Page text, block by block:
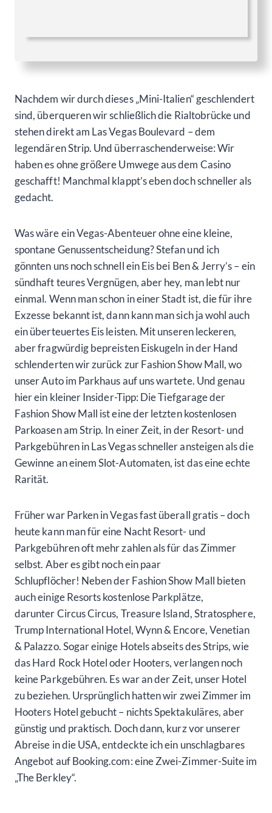
Nachdem wir durch dieses „Mini-Italien“ geschlendert
sind, überqueren wir schließlich die Rialtobrücke und
stehen direkt am Las Vegas Boulevard – dem
legendären Strip. Und überraschenderweise: Wir
haben es ohne größere Umwege aus dem Casino
geschafft! Manchmal klappt’s eben doch schneller als
gedacht.
Was wäre ein Vegas-Abenteuer ohne eine kleine,
spontane Genussentscheidung? Stefan und ich
gönnten uns noch schnell ein Eis bei Ben & Jerry’s – ein
sündhaft teures Vergnügen, aber hey, man lebt nur
einmal. Wenn man schon in einer Stadt ist, die für ihre
Exzesse bekannt ist, dann kann man sich ja wohl auch
ein überteuertes Eis leisten. Mit unseren leckeren,
aber fragwürdig bepreisten Eiskugeln in der Hand
schlenderten wir zurück zur Fashion Show Mall, wo
unser Auto im Parkhaus auf uns wartete. Und genau
hier ein kleiner Insider-Tipp: Die Tiefgarage der
Fashion Show Mall ist eine der letzten kostenlosen
Parkoasen am Strip. In einer Zeit, in der Resort- und
Parkgebühren in Las Vegas schneller ansteigen als die
Gewinne an einem Slot-Automaten, ist das eine echte
Rarität.
Früher war Parken in Vegas fast überall gratis – doch
heute kann man für eine Nacht Resort- und
Parkgebühren oft mehr zahlen als für das Zimmer
selbst. Aber es gibt noch ein paar
Schlupflöcher! Neben der Fashion Show Mall bieten
auch einige Resorts kostenlose Parkplätze,
darunter Circus Circus, Treasure Island, Stratosphere,
Trump International Hotel, Wynn & Encore, Venetian
& Palazzo. Sogar einige Hotels abseits des Strips, wie
das Hard Rock Hotel oder Hooters, verlangen noch
keine Parkgebühren. Es war an der Zeit, unser Hotel
zu beziehen. Ursprünglich hatten wir zwei Zimmer im
Hooters Hotel gebucht – nichts Spektakuläres, aber
günstig und praktisch. Doch dann, kurz vor unserer
Abreise in die USA, entdeckte ich ein unschlagbares
Angebot auf Booking.com: eine Zwei-Zimmer-Suite im
„The Berkley“.